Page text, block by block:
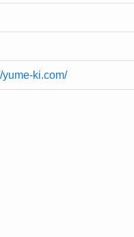
yume-ki.com/